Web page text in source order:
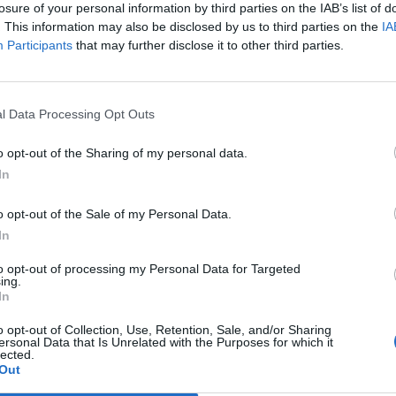
of your personal information by third parties on the IAB’s list of
This information may also be disclosed by us to third parties on the
Participants that may further disclose it to other third parties.
Data Processing Opt Outs
opt-out of the Sharing of my personal data.
opt-out of the Sale of my Personal Data.
opt-out of processing my Personal Data for Targeted
opt-out of Collection, Use, Retention, Sale, and/or Sharing
Data that Is Unrelated with the Purposes for which it
dopo l'aggressione ai danni di un
cui è stato arrestato Roberto Spada,
garantire la regolarità della votazione.
Di Pillo il 5 novembre ha ottenuto il
preferenze; Picca, sostenuta da FdI,
Italia al primo turno ha conquistato il
Trump, Meloni e la strategia